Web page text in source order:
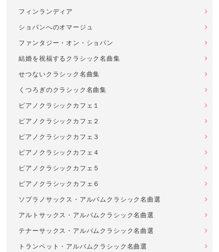
フィンランディア
ショパンへのオマージュ
ファンタジー・オン・ショパン
結婚を祝福するクラシック名曲集
せつないクラシック名曲集
くつろぎのクラシック名曲集
ピアノクラシックカフェ１
ピアノクラシックカフェ２
ピアノクラシックカフェ３
ピアノクラシックカフェ４
ピアノクラシックカフェ５
ピアノクラシックカフェ６
ソプラノサックス・アルバムクラシック名曲選
アルトサックス・アルバムクラシック名曲選
テナーサックス・アルバムクラシック名曲選
トランペット・アルバムクラシック名曲選